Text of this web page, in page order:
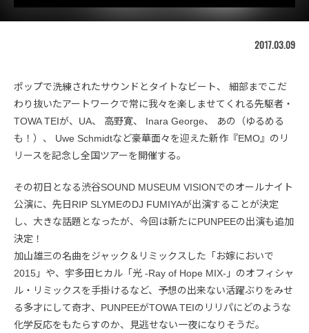
2017.03.09
ポップで洗練されたサウンドとタイトなビート、 細部までこだ
わり抜いたアートワークで常に我々を楽しませてくれる先駆者・
TOWA TEIが、UA、 高野寛、 Inara George、 あの（ゆるめる
も！）、 Uwe Schmidtなど豪華面々を迎えた新作『EMO』のリ
リースを記念し全国ツアーを開催する。
その初日となる渋谷SOUND MUSEUM VISIONでのオールナイト
公演に、先日RIP SLYMEのDJ FUMIYAが出演することが決定
し、大きな話題となったが、今回は新たにPUNPEEの出演も追加
決定！
加山雄三の名曲をジャック＆リミックスした「お嫁においで
2015」や、宇多田ヒカル「光 -Ray of Hope MIX-」のオフィシャ
ル・リミックスを手掛けるなど、予想の出来ない活躍ぶりをみせ
る多才にして奇才、PUNPEEがTOWA TEIのリリパにどのような
化学反応をもたらすのか、見逃せない一夜になりそうだ。